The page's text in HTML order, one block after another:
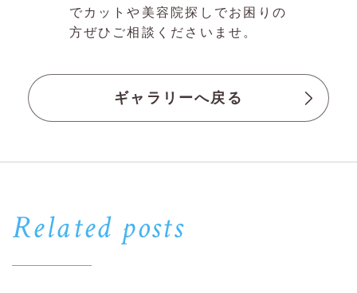
でカットや美容院探しでお困りの
方ぜひご相談くださいませ。
ギャラリーへ戻る
Related posts